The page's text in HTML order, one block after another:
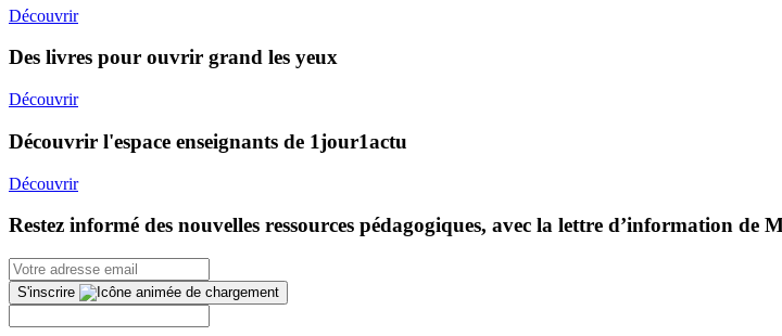
Découvrir
Des livres pour ouvrir grand les yeux
Découvrir
Découvrir l'espace enseignants de 1jour1actu
Découvrir
Restez informé des nouvelles ressources pédagogiques, avec la lettre d’information de
S'inscrire